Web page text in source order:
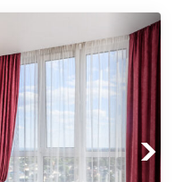
Next